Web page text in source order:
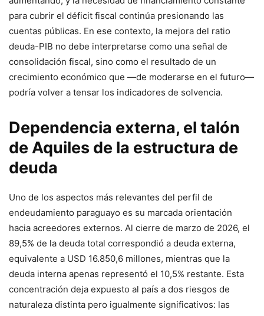
para cubrir el déficit fiscal continúa presionando las
cuentas públicas. En ese contexto, la mejora del ratio
deuda-PIB no debe interpretarse como una señal de
consolidación fiscal, sino como el resultado de un
crecimiento económico que —de moderarse en el futuro—
podría volver a tensar los indicadores de solvencia.
Dependencia externa, el talón
de Aquiles de la estructura de
deuda
Uno de los aspectos más relevantes del perfil de
endeudamiento paraguayo es su marcada orientación
hacia acreedores externos. Al cierre de marzo de 2026, el
89,5% de la deuda total correspondió a deuda externa,
equivalente a USD 16.850,6 millones, mientras que la
deuda interna apenas representó el 10,5% restante. Esta
concentración deja expuesto al país a dos riesgos de
naturaleza distinta pero igualmente significativos: las